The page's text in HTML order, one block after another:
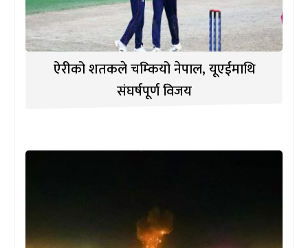
ऐरीको शतकले चम्कियो नेपाल, यूएईमाथि
संघर्षपूर्ण विजय